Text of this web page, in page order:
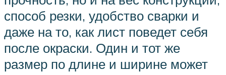
способ резки, удобство сварки и
даже на то, как лист поведет себя
после окраски. Один и тот же
размер по длине и ширине может